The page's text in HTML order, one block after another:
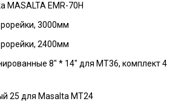
MASALTA EMR-70H
3000мм
2400мм
8" * 14" для МТ36, комплект 4
25 для Masalta MT24